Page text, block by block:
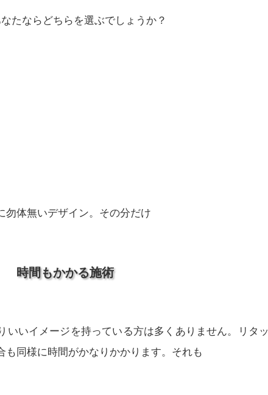
たならどちらを選ぶでしょうか？
勿体無いデザイン。その分だけ
時間もかかる施術
いいイメージを持っている方は多くありません。リタッ
も同様に時間がかなりかかります。それも